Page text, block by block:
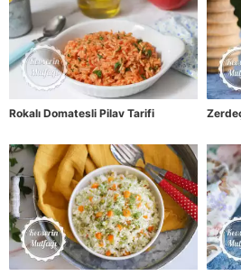
Rokalı Domatesli Pilav Tarifi